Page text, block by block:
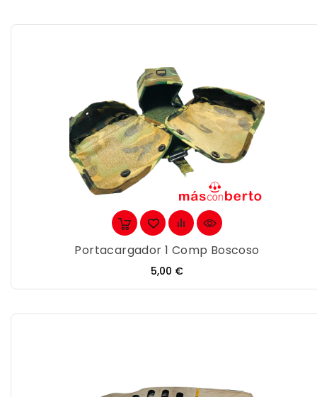
Portacargador 1 Comp Boscoso
Precio
5,00 €